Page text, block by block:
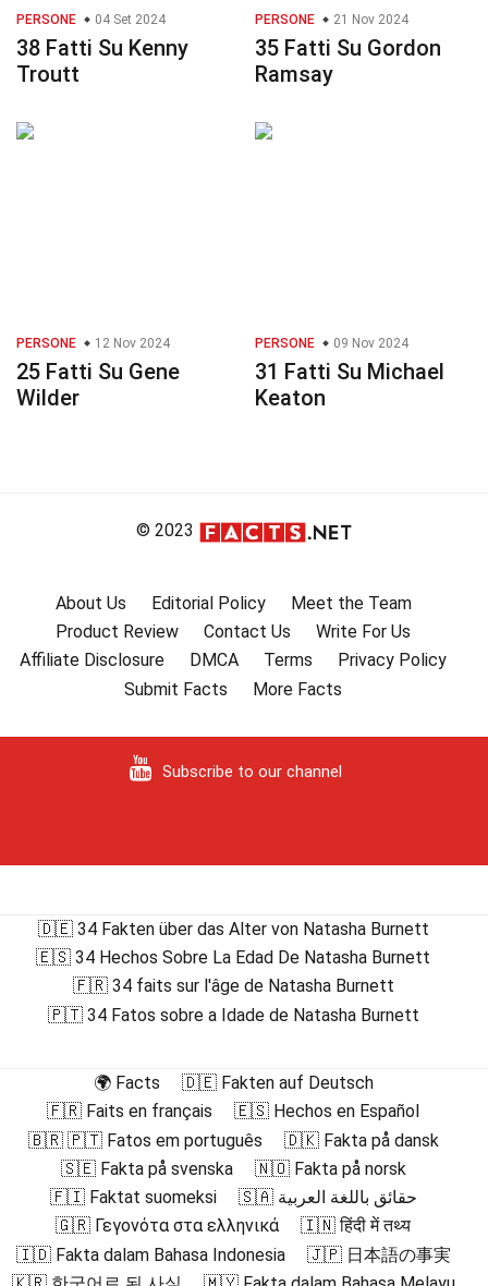
PERSONE 04 Set 2024
38 Fatti Su Kenny
Troutt
PERSONE 21 Nov 2024
35 Fatti Su Gordon
Ramsay
PERSONE 12 Nov 2024
25 Fatti Su Gene
Wilder
PERSONE 09 Nov 2024
31 Fatti Su Michael
Keaton
© 2023
About Us Editorial Policy
Meet the Team
Product Review
Contact Us
Write For Us
Affiliate Disclosure
DMCA Terms
Privacy Policy
Submit Facts
More Facts
Subscribe to our channel
🇩🇪 34 Fakten über das Alter von Natasha Burnett
🇪🇸 34 Hechos Sobre La Edad De Natasha Burnett
🇫🇷 34 faits sur l'âge de Natasha Burnett
🇵🇹 34 Fatos sobre a Idade de Natasha Burnett
🌍 Facts
🇩🇪 Fakten auf Deutsch
🇫🇷 Faits en français
🇪🇸 Hechos en Español
🇧🇷 🇵🇹 Fatos em português
🇩🇰 Fakta på dansk
🇸🇪 Fakta på svenska
🇳🇴 Fakta på norsk
🇫🇮 Faktat suomeksi
🇸🇦 حقائق باللغة العربية
🇬🇷 Γεγονότα στα ελληνικά
🇮🇳 हिंदी में तथ्य
🇮🇩 Fakta dalam Bahasa Indonesia
🇯🇵 日本語の事実